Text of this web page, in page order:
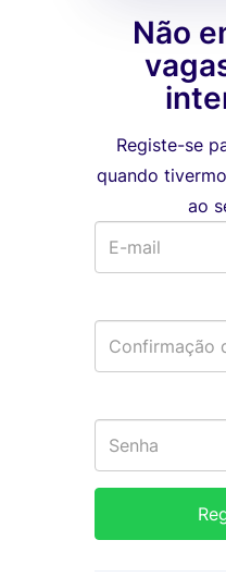
Não
Registe-se
quando
ao